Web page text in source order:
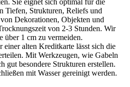
Tiefen, Strukturen, Reliefs und
Dekorationen, Objekten und
von 2-3 Stunden. Wir
über 1 cm zu vermeiden.
einer alten Kreditkarte lässt sich die
Mit Werkzeugen, wie Gabeln
gut besondere Strukturen erstellen.
mit Wasser gereinigt werden.